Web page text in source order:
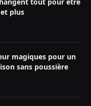
plus
magiques pour un
sans poussière